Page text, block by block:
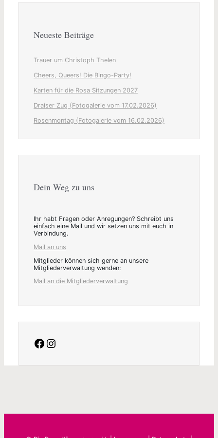
Neueste Beiträge
Trauer um Christoph Thelen
Cheers, Queers! Die Bingo-Party!
Karten für die Rosa Sitzungen 2027
Draiser Zug (Fotogalerie vom 17.02.2026)
Rosenmontag (Fotogalerie vom 16.02.2026)
Dein Weg zu uns
Ihr habt Fragen oder Anregungen? Schreibt uns
einfach eine Mail und wir setzen uns mit euch in
Verbindung.
Mail an uns
Mitglieder können sich gerne an unsere
Mitgliederverwaltung wenden:
Mail an die Mitgliederverwaltung
facebookInstagram